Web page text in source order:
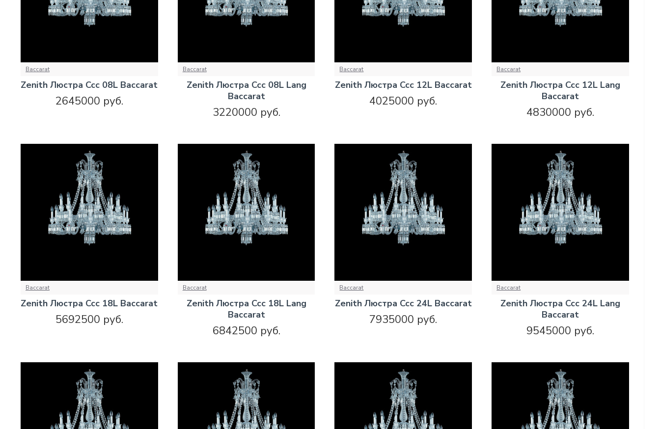
Baccarat
Zenith Люстра Ccc 08L Baccarat
2645000 руб.
Baccarat
Zenith Люстра Ccc 08L Lang
Baccarat
3220000 руб.
Baccarat
Zenith Люстра Ccc 12L Baccarat
4025000 руб.
Baccarat
Zenith Люстра Ccc 12L Lang
Baccarat
4830000 руб.
Baccarat
Zenith Люстра Ccc 18L Baccarat
5692500 руб.
Baccarat
Zenith Люстра Ccc 18L Lang
Baccarat
6842500 руб.
Baccarat
Zenith Люстра Ccc 24L Baccarat
7935000 руб.
Baccarat
Zenith Люстра Ccc 24L Lang
Baccarat
9545000 руб.